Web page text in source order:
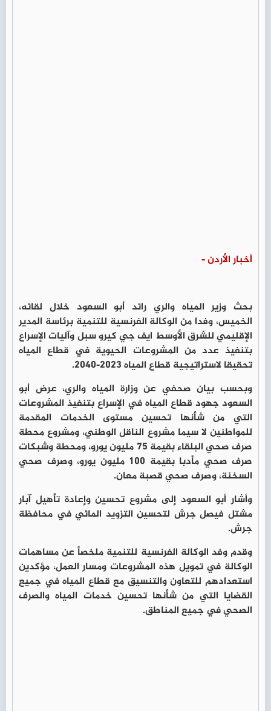
أخبار الأردن -
بحث وزير المياه والري رائد أبو السعود خلال لقائه،
الخميس، وفدا من الوكالة الفرنسية للتنمية برئاسة المدير
الإقليمي للشرق الأوسط ايف جي كيرو سبل وآليات الإسراع
بتنفيذ عدد من المشروعات الحيوية في قطاع المياه
تحقيقا لاستراتيجية قطاع المياه 2023-2040.
وبحسب بيان صحفي عن وزارة المياه والري، عرض أبو
السعود جهود قطاع المياه في الإسراع بتنفيذ المشروعات
التي من شأنها تحسين مستوى الخدمات المقدمة
للمواطنين لا سيما مشروع الناقل الوطني، ومشروع محطة
صرف صحي البلقاء بقيمة 75 مليون يورو، ومحطة وشبكات
صرف صحي مأدبا بقيمة 100 مليون يورو، وصرف صحي
السخنة، وصرف صحي قصبة معان.
وأشار أبو السعود إلى مشروع تحسين وإعادة تأهيل آبار
مشتل فيصل جرش لتحسين التزويد المائي في محافظة
جرش.
وقدم وفد الوكالة الفرنسية للتنمية ملخصاً عن مساهمات
الوكالة في تمويل هذه المشروعات ومسار العمل، مؤكدين
استعدادهم للتعاون والتنسيق مع قطاع المياه في جميع
القضايا التي من شأنها تحسين خدمات المياه والصرف
الصحي في جميع المناطق.